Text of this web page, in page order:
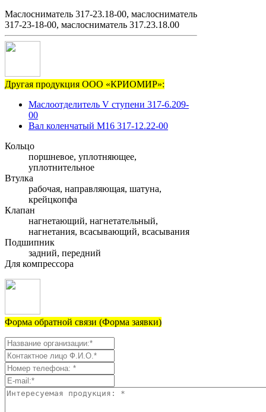
Маслосниматель 317-23.18-00, маслосниматель
317-23-18-00, маслосниматель 317.23.18.00
Другая продукция ООО «КРИОМИР»:
Маслоотделитель V ступени 317-6.209-
00
Вал коленчатый М16 317-12.22-00
Кольцо
поршневое, уплотняющее,
уплотнительное
Втулка
рабочая, направляющая, шатуна,
крейцкопфа
Клапан
нагнетающий, нагнетательный,
нагнетания, всасывающий, всасывания
Подшипник
задний, передний
Для компрессора
Форма обратной связи (Форма заявки)